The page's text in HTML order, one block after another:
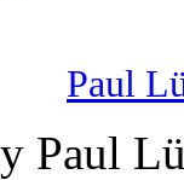
Paul
Paul